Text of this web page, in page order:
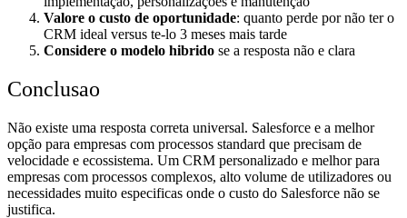
Valore o custo de oportunidade: quanto perde por não ter o
CRM ideal versus te-lo 3 meses mais tarde
Considere o modelo hibrido se a resposta não e clara
Conclusao
Não existe uma resposta correta universal. Salesforce e a melhor
opção para empresas com processos standard que precisam de
velocidade e ecossistema. Um CRM personalizado e melhor para
empresas com processos complexos, alto volume de utilizadores ou
necessidades muito especificas onde o custo do Salesforce não se
justifica.